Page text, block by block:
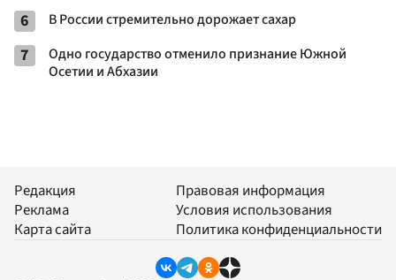
6 В России стремительно дорожает сахар
7
Одно государство отменило признание Южной
Осетии и Абхазии
Редакция
Реклама
Карта сайта
Правовая информация
Условия использования
Политика конфиденциальности